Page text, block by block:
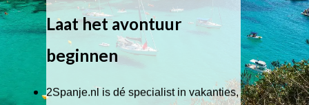
Laat het avontuur
beginnen
2Spanje.nl is dé specialist in vakanties,